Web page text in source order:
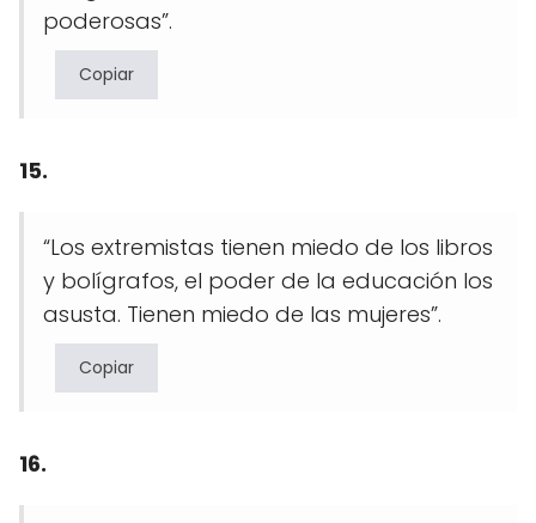
poderosas”.
Copiar
15.
“Los extremistas tienen miedo de los libros
y bolígrafos, el poder de la educación los
asusta. Tienen miedo de las mujeres”.
Copiar
16.